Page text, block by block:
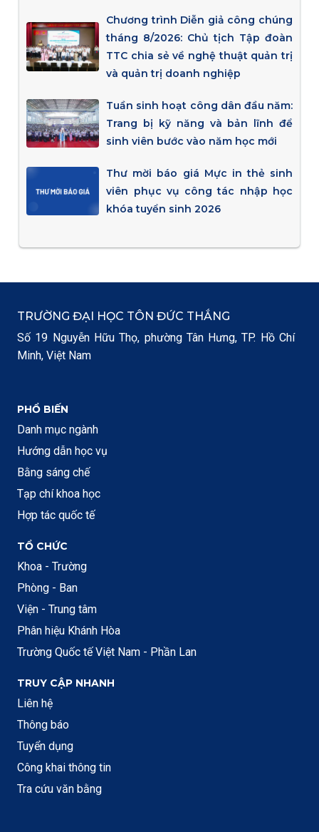
Chương trình Diễn giả công chúng
tháng 8/2026: Chủ tịch Tập đoàn
TTC chia sẻ về nghệ thuật quản trị
và quản trị doanh nghiệp
Tuần sinh hoạt công dân đầu năm:
Trang bị kỹ năng và bản lĩnh để
sinh viên bước vào năm học mới
Thư mời báo giá Mực in thẻ sinh
viên phục vụ công tác nhập học
khóa tuyển sinh 2026
TRƯỜNG ĐẠI HỌC TÔN ĐỨC THẮNG
Số 19 Nguyễn Hữu Thọ, phường Tân Hưng, TP. Hồ Chí
Minh, Việt Nam
PHỔ BIẾN
Danh mục ngành
Hướng dẫn học vụ
Bằng sáng chế
Tạp chí khoa học
Hợp tác quốc tế
TỔ CHỨC
Khoa - Trường
Phòng - Ban
Viện - Trung tâm
Phân hiệu Khánh Hòa
Trường Quốc tế Việt Nam - Phần Lan
TRUY CẬP NHANH
Liên hệ
Thông báo
Tuyển dụng
Công khai thông tin
Tra cứu văn bằng